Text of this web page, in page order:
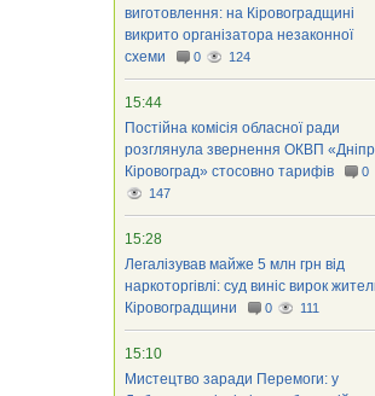
виготовлення: на Кіровоградщині
викрито організатора незаконної
схеми
0 124
15:44
Постійна комісія обласної ради
розглянула звернення ОКВП
Кіровоград» стосовно тарифів
0
147
15:28
Легалізував майже 5 млн грн від
наркоторгівлі: суд виніс вирок
Кіровоградщини
0 111
15:10
Мистецтво заради Перемоги: у